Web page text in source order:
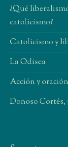
¿Qué
catolicismo?
Catolicismo y
La Odisea
Acción y oración
Donoso Cortés,